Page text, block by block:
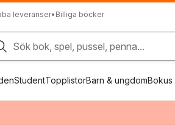
leveranser• Billiga böcker
Sök bok, spel, pussel, penna...
StudentTopplistorBarn & ungdomBokus